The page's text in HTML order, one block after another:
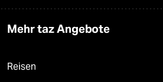
Mehr taz Angebote
Reisen